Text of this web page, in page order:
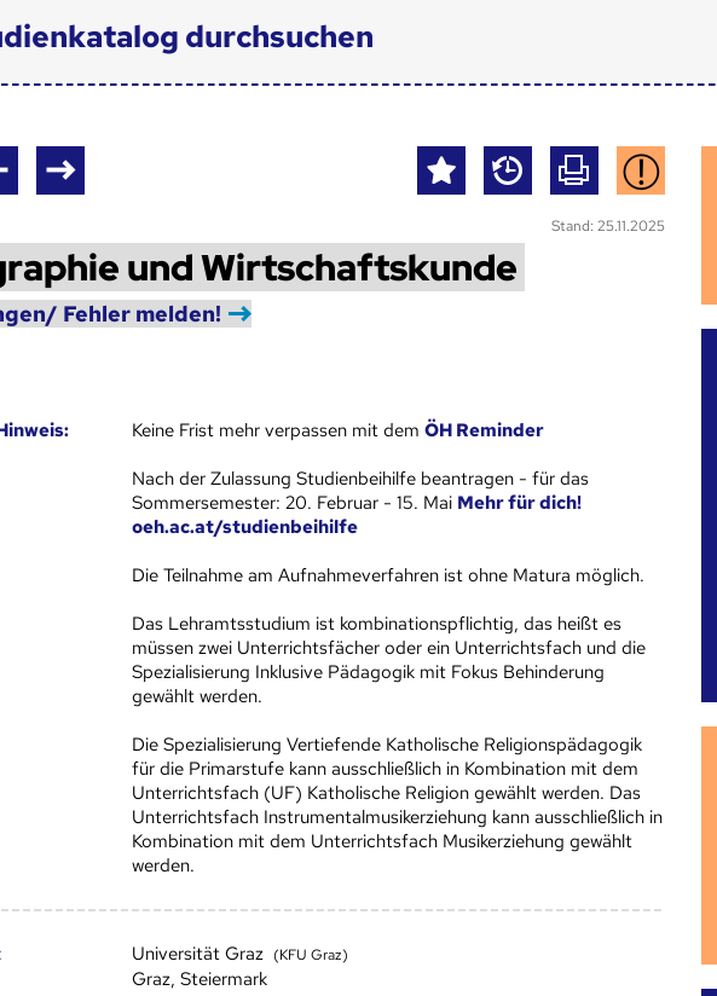
durchsuchen
Stand: 25.11.2025
und Wirtschaftskunde
Fehler melden!
Keine Frist mehr verpassen mit dem ÖH Reminder
Nach der Zulassung Studienbeihilfe beantragen - für das
Sommersemester: 20. Februar - 15. Mai Mehr für dich!
oeh.ac.at/studienbeihilfe
Die Teilnahme am Aufnahmeverfahren ist ohne Matura möglich.
Das Lehramtsstudium ist kombinationspflichtig, das heißt es
müssen zwei Unterrichtsfächer oder ein Unterrichtsfach und die
Spezialisierung Inklusive Pädagogik mit Fokus Behinderung
gewählt werden.
Die Spezialisierung Vertiefende Katholische Religionspädagogik
für die Primarstufe kann ausschließlich in Kombination mit dem
Unterrichtsfach (UF) Katholische Religion gewählt werden. Das
Unterrichtsfach Instrumentalmusikerziehung kann ausschließlich in
Kombination mit dem Unterrichtsfach Musikerziehung gewählt
werden.
Universität Graz (KFU Graz)
Graz, Steiermark